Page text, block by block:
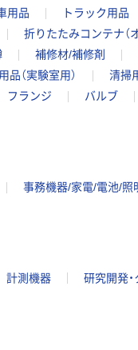
用品 トラック用品
折りたたみコンテナ（
補修材/補修剤
品（実験室用） 清掃
フランジ バルブ
事務機器/家電/電池/照
計測機器 研究開発